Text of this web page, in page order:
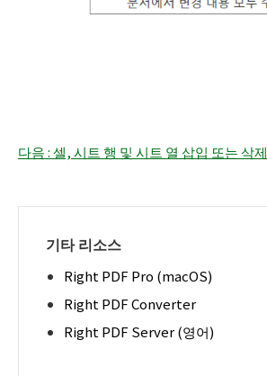
다음 : 셀, 시트 행 및 시트 열 삽입 또는 삭제
기타 리소스
Right PDF Pro (macOS)
Right PDF Converter
Right PDF Server (영어)